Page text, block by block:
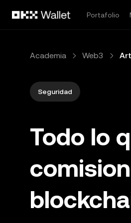
Portafolio
Academia Web3
Seguridad
Todo lo